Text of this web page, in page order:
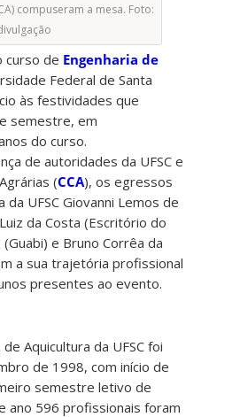
compuseram a mesa. Foto:
curso de Engenharia de
Federal de Santa
às festividades que
semestre, em
do curso.
de autoridades da UFSC e
(CCA), os egressos
UFSC Giovanni Lemos de
da Costa (Escritório do
e Bruno Corrêa da
a sua trajetória profissional
presentes ao evento.
Aquicultura da UFSC foi
de 1998, com início de
semestre letivo de
ano 596 profissionais foram